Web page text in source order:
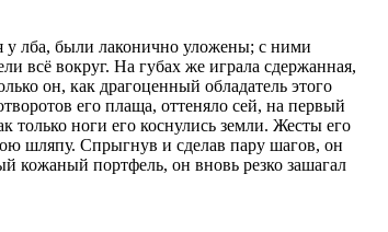
у лба, были лаконично уложены; с ними
всё вокруг. На губах же играла сдержанная,
он, как драгоценный обладатель этого
его плаща, оттеняло сей, на первый
только ноги его коснулись земли. Жесты его
шляпу. Спрыгнув и сделав пару шагов, он
кожаный портфель, он вновь резко зашагал